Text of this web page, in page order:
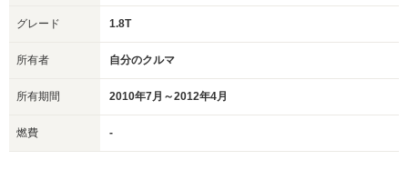
グレード 1.8T
所有者 自分のクルマ
所有期間 2010年7月～2012年4月
燃費 -